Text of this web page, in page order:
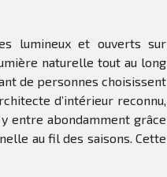
lumineux et ouverts sur
naturelle tout au long
de personnes choisissent
d’intérieur reconnu,
entre abondamment grâce
au fil des saisons. Cette